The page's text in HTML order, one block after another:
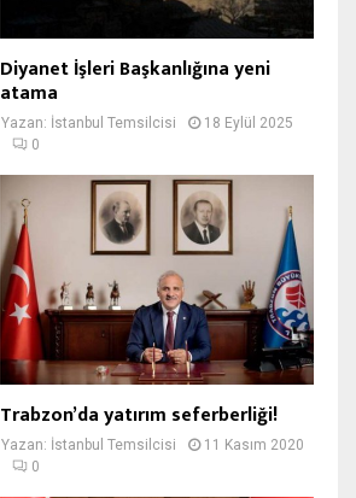
Diyanet İşleri Başkanlığına yeni
atama
Yazan: İstanbul Temsilcisi
18 Eylül 2025
0
Trabzon’da yatırım seferberliği!
Yazan: İstanbul Temsilcisi
11 Kasım 2020
0